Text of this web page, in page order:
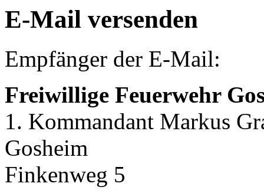
E-Mail versenden
Empfänger der E-Mail:
Freiwillige Feuerwehr
1. Kommandant Markus
Gosheim
Finkenweg 5